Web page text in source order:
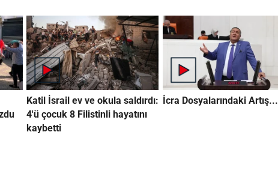
Katil İsrail ev ve okula saldırdı:
4'ü çocuk 8 Filistinli hayatını
kaybetti
İcra Dosyalarındaki Artış...